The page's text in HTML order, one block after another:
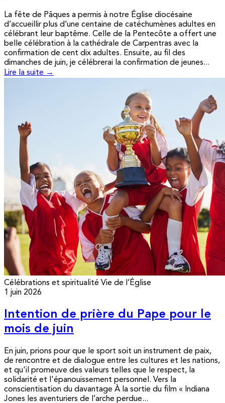
La fête de Pâques a permis à notre Église diocésaine
d’accueillir plus d’une centaine de catéchumènes adultes en
célébrant leur baptême. Celle de la Pentecôte a offert une
belle célébration à la cathédrale de Carpentras avec la
confirmation de cent dix adultes. Ensuite, au fil des
dimanches de juin, je célébrerai la confirmation de jeunes...
Lire la suite →
Célébrations et spiritualité Vie de l’Église
1 juin 2026
Intention de prière du Pape pour le
mois de juin
En juin, prions pour que le sport soit un instrument de paix,
de rencontre et de dialogue entre les cultures et les nations,
et qu'il promeuve des valeurs telles que le respect, la
solidarité et l'épanouissement personnel. Vers la
conscientisation du davantage À la sortie du film « Indiana
Jones les aventuriers de l’arche perdue...